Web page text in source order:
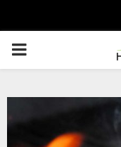
PRIMARY